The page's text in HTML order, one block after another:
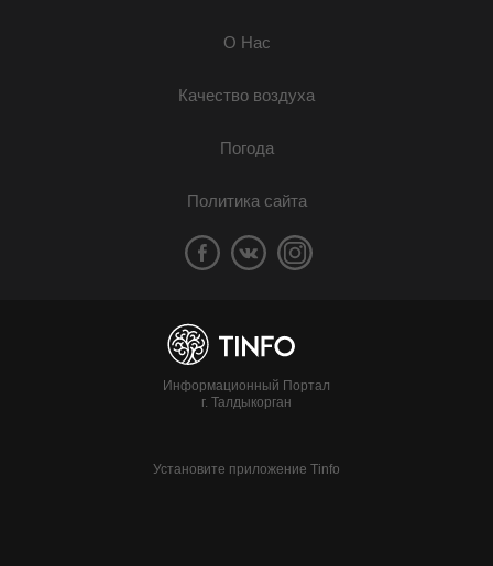
О Нас
Качество воздуха
Погода
Политика сайта
Информационный Портал
г. Талдыкорган
Установите приложение Tinfo